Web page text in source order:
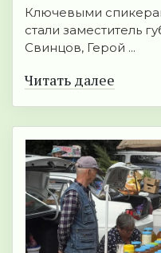
Ключевыми
стали заместитель
Свинцов, Герой ...
Читать далее